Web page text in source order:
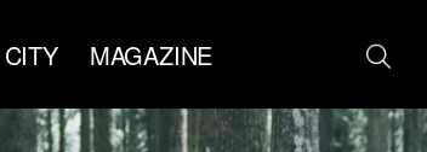
CITY MAGAZINE